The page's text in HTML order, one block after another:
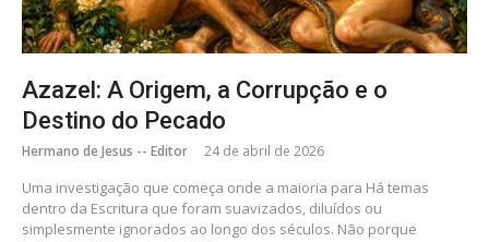
Azazel: A Origem, a Corrupção e o
Destino do Pecado
Hermano de Jesus -- Editor 24 de abril de 2026
Uma investigação que começa onde a maioria para Há temas
dentro da Escritura que foram suavizados, diluídos ou
simplesmente ignorados ao longo dos séculos. Não porque